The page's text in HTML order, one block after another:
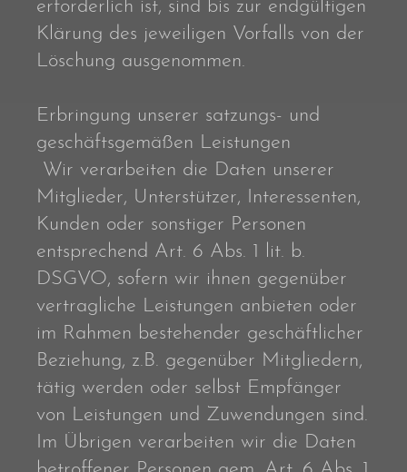
erforderlich ist, sind bis zur endgültigen
Klärung des jeweiligen Vorfalls von der
Löschung ausgenommen.
Erbringung unserer satzungs- und
geschäftsgemäßen Leistungen
Wir verarbeiten die Daten unserer
Mitglieder, Unterstützer, Interessenten,
Kunden oder sonstiger Personen
entsprechend Art. 6 Abs. 1 lit. b.
DSGVO, sofern wir ihnen gegenüber
vertragliche Leistungen anbieten oder
im Rahmen bestehender geschäftlicher
Beziehung, z.B. gegenüber Mitgliedern,
tätig werden oder selbst Empfänger
von Leistungen und Zuwendungen sind.
Im Übrigen verarbeiten wir die Daten